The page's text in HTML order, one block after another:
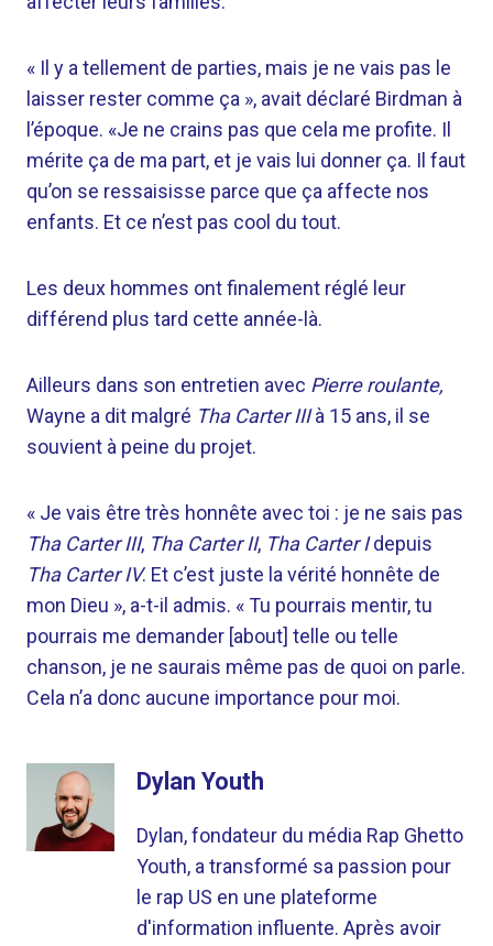
« Il y a tellement de parties, mais je ne vais pas le
laisser rester comme ça », avait déclaré Birdman à
l’époque. «Je ne crains pas que cela me profite. Il
mérite ça de ma part, et je vais lui donner ça. Il faut
qu’on se ressaisisse parce que ça affecte nos
enfants. Et ce n’est pas cool du tout.
Les deux hommes ont finalement réglé leur
différend plus tard cette année-là.
Ailleurs dans son entretien avec Pierre roulante,
Wayne a dit malgré Tha Carter IIIà 15 ans, il se
souvient à peine du projet.
« Je vais être très honnête avec toi : je ne sais pas
Tha Carter III, Tha Carter II, Tha Carter Idepuis
Tha Carter IV. Et c’est juste la vérité honnête de
mon Dieu », a-t-il admis. « Tu pourrais mentir, tu
pourrais me demander [about] telle ou telle
chanson, je ne saurais même pas de quoi on parle.
Cela n’a donc aucune importance pour moi.
Dylan Youth
Dylan, fondateur du média Rap Ghetto
Youth, a transformé sa passion pour
le rap US en une plateforme
d'information influente. Après avoir